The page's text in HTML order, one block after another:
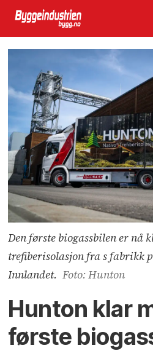
Den første biogassbilen er nå
trefiberisolasjon fra s fabrikk
Innlandet. Foto: Hunton
Hunton klar
første